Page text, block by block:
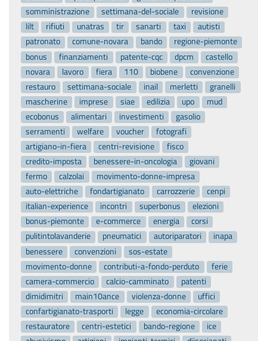
somministrazione
settimana-del-sociale
revisione
lilt
rifiuti unatras tir sanarti taxi
autisti
patronato
comune-novara bando
regione-piemonte
bonus
finanziamenti patente-cqc dpcm
castello
novara
lavoro fiera 110 biobene
convenzione
restauro
settimana-sociale inail merletti
granelli
mascherine
imprese siae edilizia upo
mud
ecobonus
alimentari investimenti
gasolio
serramenti
welfare voucher
fotografi
artigiano-in-fiera
centri-revisione
fisco
credito-imposta
benessere-in-oncologia
giovani
fermo
calzolai
movimento-donne-impresa
auto-elettriche
fondartigianato carrozzerie
cenpi
italian-experience
incontri superbonus
elezioni
bonus-piemonte
e-commerce energia
corsi
pulitintolavanderie
pneumatici autoriparatori
inapa
benessere
convenzioni
sos-estate
movimento-donne
contributi-a-fondo-perduto
ferie
camera-commercio
calcio-camminato
patenti
dimidimitri
main10ance violenza-donne
uffici
confartigianato-trasporti
legge
economia-circolare
restauratore
centri-estetici bando-regione
ice